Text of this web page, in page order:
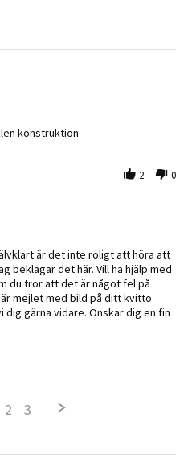
konstruktion
2 0
är det inte roligt att höra att
beklagar det här. Vill ha hjälp med
du tror att det är något fel på
mejlet med bild på ditt kvitto
gärna vidare. Önskar dig en fin
2 3